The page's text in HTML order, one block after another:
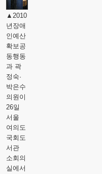
▲2010
년장애
인예산
확보공
동행동
과 곽
정숙·
박은수
의원이
26일
서울
여의도
국회도
서관
소회의
실에서